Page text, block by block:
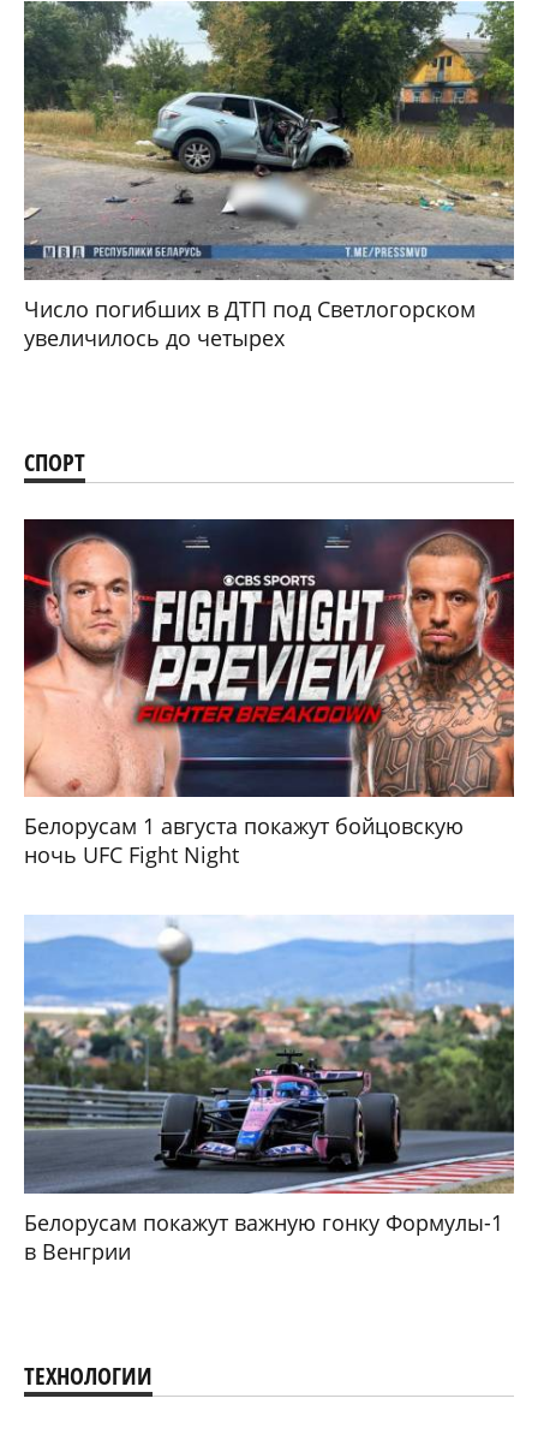
Число погибших в ДТП под Светлогорском
увеличилось до четырех
СПОРТ
Белорусам 1 августа покажут бойцовскую
ночь UFC Fight Night
Белорусам покажут важную гонку Формулы-1
в Венгрии
ТЕХНОЛОГИИ